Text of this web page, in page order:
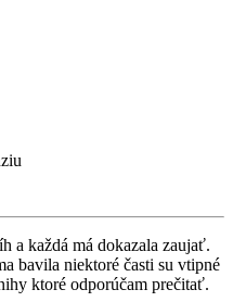
a každá má dokazala zaujať.
bavila niektoré časti su vtipné
ktoré odporúčam prečitať.